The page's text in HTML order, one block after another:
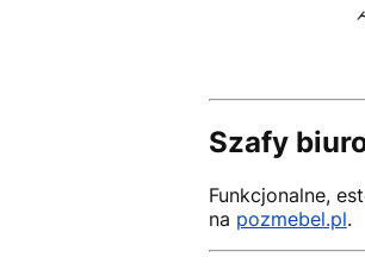
Szafy
Funkcjonalne,
na pozmebel.pl.